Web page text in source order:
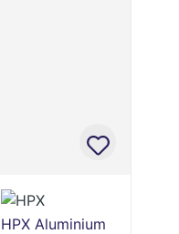
HPX Aluminium